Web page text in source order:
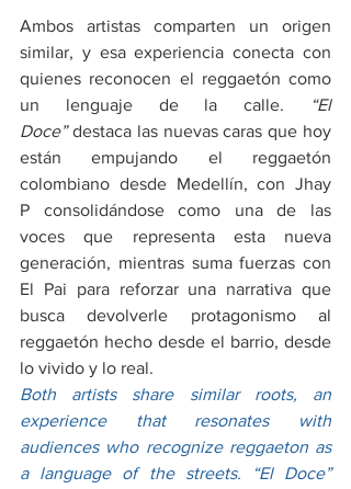
Ambos artistas comparten un origen
similar, y esa experiencia conecta con
quienes reconocen el reggaetón como
un lenguaje de la calle.
“El
Doce” destaca las nuevas caras que hoy
están empujando el reggaetón
colombiano desde Medellín, con Jhay
P
consolidándose como una de las
voces que representa esta nueva
generación, mientras suma fuerzas con
El Pai para reforzar una narrativa que
busca devolverle protagonismo al
reggaetón hecho desde el barrio, desde
lo vivido y lo real.
Both artists share similar roots, an
experience that resonates with
audiences who recognize reggaeton as
a language of the streets.
“El Doce”